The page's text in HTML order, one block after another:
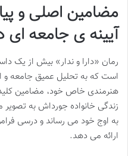
مضامین اصلی و
آیینه ی جامعه ای
رمان «دارا و ندار» بیش از یک
است که به تحلیل عمیق جامعه و
هنرمندی خاص خود، مضامین
زندگی خانواده جورداش به
به اوج خود می رساند و درسی
ارائه می دهد.